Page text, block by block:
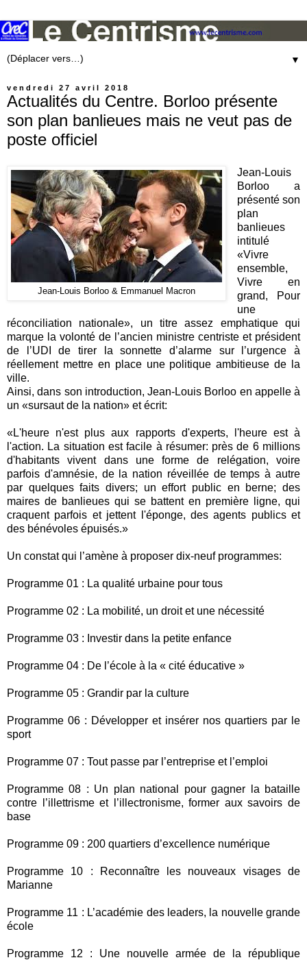
▼
vendredi 27 avril 2018
Actualités du Centre. Borloo présente
son plan banlieues mais ne veut pas de
poste officiel
Jean-Louis Borloo & Emmanuel Macron
Jean-Louis
Borloo a
présenté son
plan
banlieues
intitulé
«Vivre
ensemble,
Vivre en
grand, Pour
une
réconciliation nationale», un titre assez emphatique qui
marque la volonté de l’ancien ministre centriste et président
de l’UDI de tirer la sonnette d’alarme sur l’urgence à
réellement mettre en place une politique ambitieuse de la
ville.
Ainsi, dans son introduction, Jean-Louis Borloo en appelle à
un «sursaut de la nation» et écrit:
«L'heure n'est plus aux rapports d'experts, l'heure est à
l'action. La situation est facile à résumer: près de 6 millions
d'habitants vivent dans une forme de relégation, voire
parfois d'amnésie, de la nation réveillée de temps à autre
par quelques faits divers; un effort public en berne; des
maires de banlieues qui se battent en première ligne, qui
craquent parfois et jettent l'éponge, des agents publics et
des bénévoles épuisés.»
Un constat qui l’amène à proposer dix-neuf programmes:
Programme 01 : La qualité urbaine pour tous
Programme 02 : La mobilité, un droit et une nécessité
Programme 03 : Investir dans la petite enfance
Programme 04 : De l’école à la « cité éducative »
Programme 05 : Grandir par la culture
Programme 06 : Développer et insérer nos quartiers par le
sport
Programme 07 : Tout passe par l’entreprise et l’emploi
Programme 08 : Un plan national pour gagner la bataille
contre l’illettrisme et l’illectronisme, former aux savoirs de
base
Programme 09 : 200 quartiers d’excellence numérique
Programme 10 : Reconnaître les nouveaux visages de
Marianne
Programme 11 : L’académie des leaders, la nouvelle grande
école
Programme 12 : Une nouvelle armée de la république